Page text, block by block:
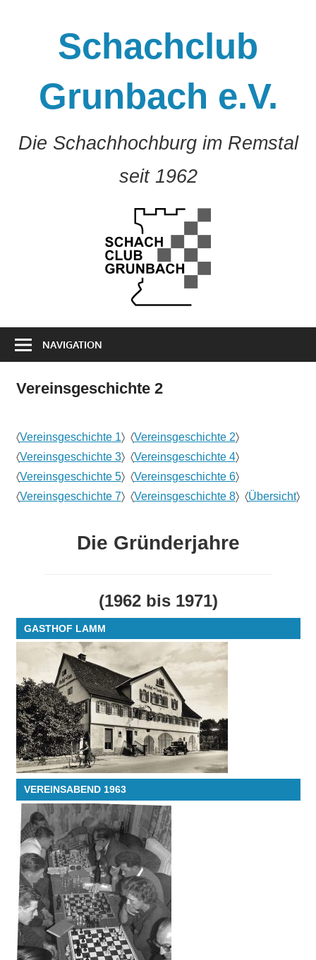
Schachclub
Grunbach e.V.
Die Schachhochburg im Remstal
seit 1962
NAVIGATION
Vereinsgeschichte 2
〈Vereinsgeschichte 1〉 〈Vereinsgeschichte 2〉
〈Vereinsgeschichte 3〉 〈Vereinsgeschichte 4〉
〈Vereinsgeschichte 5〉 〈Vereinsgeschichte 6〉
〈Vereinsgeschichte 7〉 〈Vereinsgeschichte 8〉 〈Übersicht〉
Die Gründerjahre
(1962 bis 1971)
GASTHOF LAMM
VEREINSABEND 1963